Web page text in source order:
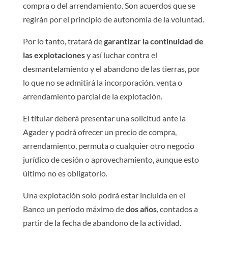
compra o del arrendamiento. Son acuerdos que se
regirán por el principio de autonomía de la voluntad.
Por lo tanto, tratará degarantizar la continuidad de
las explotacionesy así luchar contra el
desmantelamiento y el abandono de las tierras, por
lo que no se admitirá la incorporación, venta o
arrendamiento parcial de la explotación.
El titular deberá presentar una solicitud ante la
Agader y podrá ofrecer un precio de compra,
arrendamiento, permuta o cualquier otro negocio
jurídico de cesión o aprovechamiento, aunque esto
último no es obligatorio.
Una explotación solo podrá estar incluida en el
Banco un período máximo dedos años, contados a
partir de la fecha de abandono de la actividad.